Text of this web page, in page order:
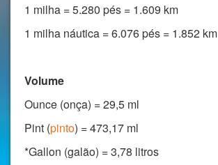
1 milha = 5.280 pés = 1.609 km
1 milha náutica = 6.076 pés = 1.852 km
Volume
Ounce (onça) = 29,5 ml
Pint (pinto) = 473,17 ml
*Gallon (galão) = 3,78 litros